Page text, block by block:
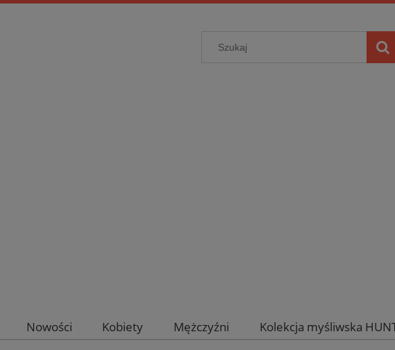
Nowości Kobiety Mężczyźni Kolekcja myśliwska